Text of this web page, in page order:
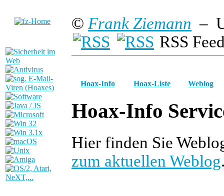
© Frank Ziemann –
RSS
Hoax-Info Hoax-Liste Weblog
Hoax-Info
Hier finden Sie
zum aktuellen Weblog